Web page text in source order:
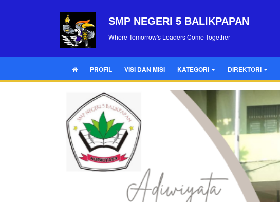
SMP NEGERI 5 BALIKPAPAN
Where Tomorrow's Leaders Come Together
PROFIL VISI DAN MISI KATEGORI DIREKTORI